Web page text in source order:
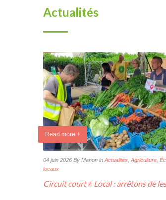
Actualités
Read more +
04 juin 2026 By Manon in Actualités Agriculture
locaux
Circuit court ≠ Local : arrêtons de